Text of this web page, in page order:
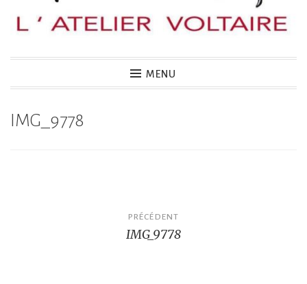
MENU
IMG_9778
PRÉCÉDENT
IMG_9778